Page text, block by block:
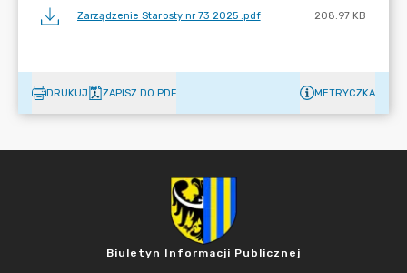
Zarządzenie Starosty nr 73 2025 .pdf 208.97 KB
DRUKUJ ZAPISZ DO PDF METRYCZKA
Biuletyn Informacji Publicznej